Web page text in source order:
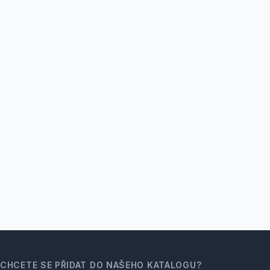
CHCETE SE PŘIDAT DO NAŠEHO KATALOGU?